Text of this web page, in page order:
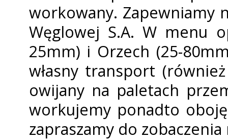
workowany. Zapewniamy
Węglowej S.A. W menu
25mm) i Orzech (25-
własny transport
owijany na paletach
workujemy ponadto
zapraszamy do